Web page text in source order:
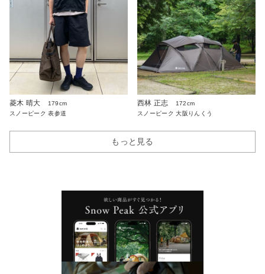
菱木 晴大
179cm
スノーピーク 表参道
西林 正志
172cm
スノーピーク 大阪りんくう
もっと見る